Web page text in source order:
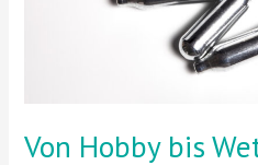
Von Hobby bis